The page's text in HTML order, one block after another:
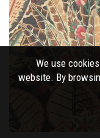
We use
website. By